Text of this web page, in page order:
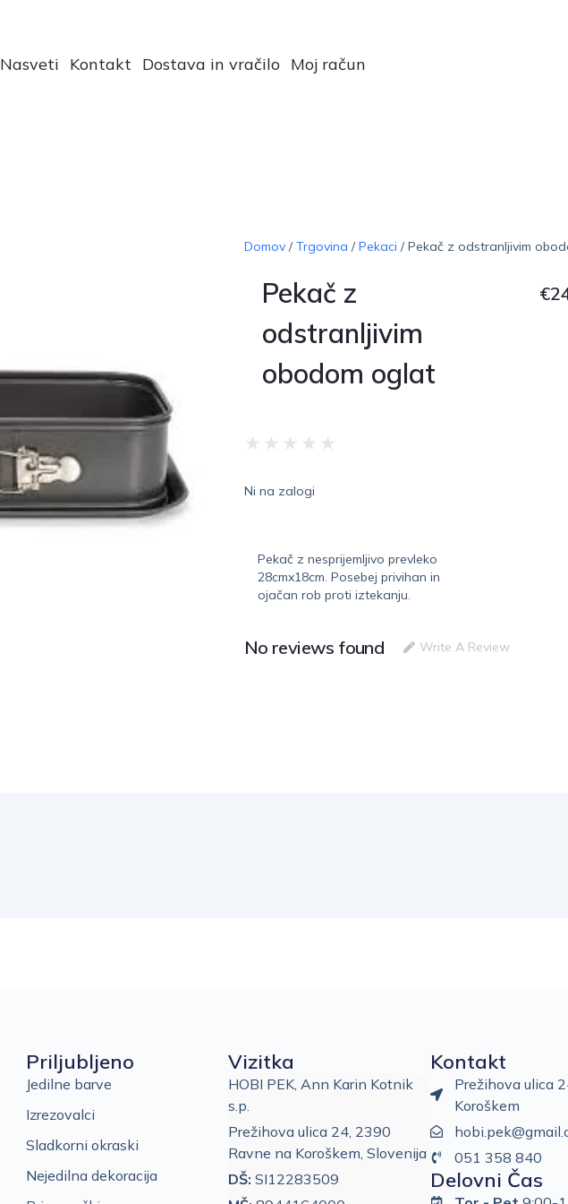
Nasveti Kontakt Dostava in vračilo Moj račun
Domov/Trgovina /Pekaci / Pekač z odstranljivim
Pekač z
odstranljivim
obodom oglat
€
★ ★ ★ ★ ★
Ni na zalogi
Pekač z nesprijemljivo prevleko
28cmx18cm. Posebej privihan in
ojačan rob proti iztekanju.
No reviews found Write A Review
Priljubljeno
Jedilne barve
Izrezovalci
Sladkorni okraski
Nejedilna dekoracija
Vizitka
HOBI PEK, Ann Karin Kotnik
s.p.
Prežihova ulica 24, 2390
Ravne na Koroškem, Slovenija
DŠ: SI12283509
Kontakt
Prežihova ulica
Koroškem
051 358 840
Delovni Čas